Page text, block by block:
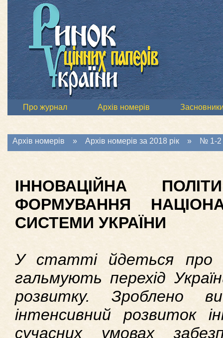
Про журнал Архів номерів
Архів номерів » Архів номерів за 2018 рік » № 1-2
ІННОВАЦІЙНА
ФОРМУВАННЯ
СИСТЕМИ УКРАЇНИ
У статті йдеться про
гальмують перехід
розвитку. Зроблено
інтенсивний розвиток
сучасних умовах